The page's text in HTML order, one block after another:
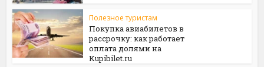
Полезное туристам
Покупка авиабилетов в
рассрочку: как работает
оплата долями на
Kupibilet.ru